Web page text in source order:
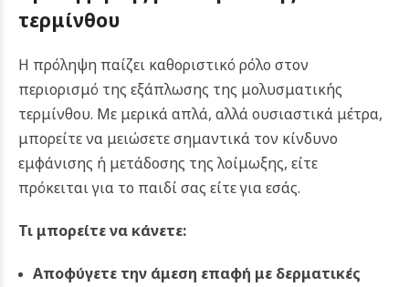
τερμίνθου
Η πρόληψη παίζει καθοριστικό ρόλο στον
περιορισμό της εξάπλωσης της μολυσματικής
τερμίνθου. Με μερικά απλά, αλλά ουσιαστικά μέτρα,
μπορείτε να μειώσετε σημαντικά τον κίνδυνο
εμφάνισης ή μετάδοσης της λοίμωξης, είτε
πρόκειται για το παιδί σας είτε για εσάς.
Τι μπορείτε να κάνετε:
Αποφύγετε την άμεση επαφή με δερματικές